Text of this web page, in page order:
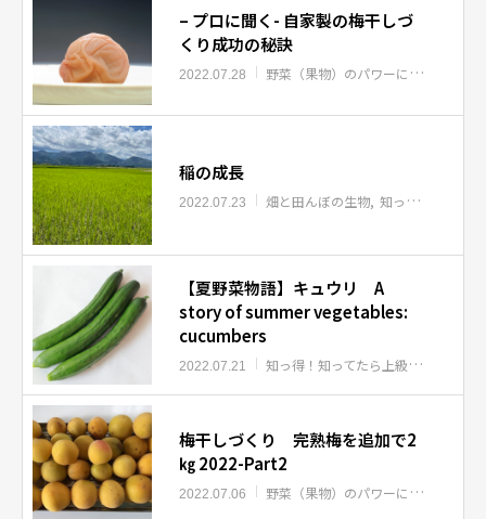
– プロに聞く- 自家製の梅干しづ
くり成功の秘訣
2022.07.28 野菜（果物）のパワーについて
稲の成長
2022.07.23 畑と田んぼの生物 知っ得！食べ得！お米
【夏野菜物語】キュウリ A
story of summer vegetables:
cucumbers
2022.07.21 知っ得！知ってたら上級者
梅干しづくり 完熟梅を追加で2
㎏ 2022-Part2
2022.07.06 野菜（果物）のパワーについて